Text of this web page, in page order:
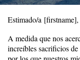
Estimado/a [firstname],
A medida que nos
increíbles sacrificios